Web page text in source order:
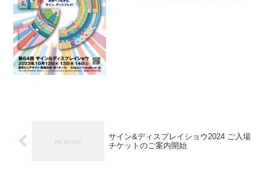
サイン&ディスプレイショウ2024 ご入場
チケットのご案内開始